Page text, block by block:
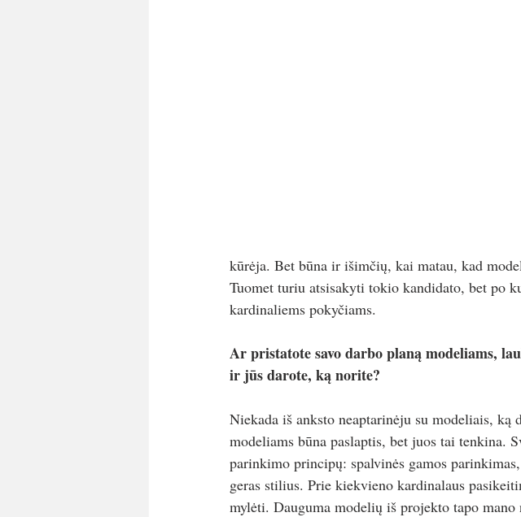
kūrėja. Bet būna ir išimčių, kai matau, kad
Tuomet turiu atsisakyti tokio kandidato, bet po
kardinaliems pokyčiams.
Ar pristatote savo darbo planą modeliams,
ir jūs darote, ką norite?
Niekada iš anksto neaptarinėju su modeliais,
modeliams būna paslaptis, bet juos tai tenkina.
parinkimo principų: spalvinės gamos
geras stilius. Prie kiekvieno kardinalaus
mylėti. Dauguma modelių iš projekto tapo